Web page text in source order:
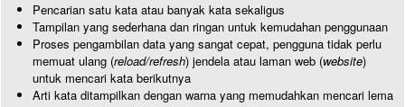
Pencarian satu kata atau banyak kata sekaligus
Tampilan yang sederhana dan ringan untuk kemudahan penggunaan
Proses pengambilan data yang sangat cepat, pengguna tidak perlu
memuat ulang (reload/refresh) jendela atau laman web (website)
untuk mencari kata berikutnya
Arti kata ditampilkan dengan warna yang memudahkan mencari lema